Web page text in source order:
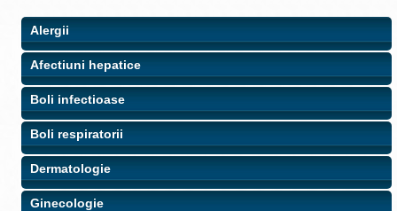
Alergii
Afectiuni hepatice
Boli infectioase
Boli respiratorii
Dermatologie
Ginecologie